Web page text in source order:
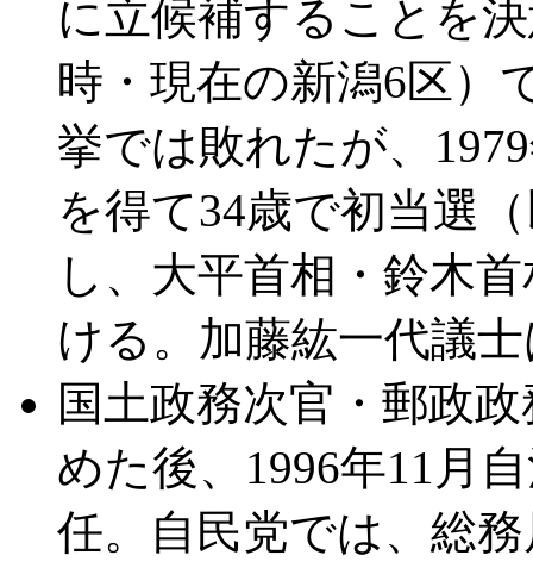
に立候補することを
時・現在の新潟6区）
挙では敗れたが、
を得て34歳で初当選
し、大平首相・鈴木
ける。加藤紘一代議
国土政務次官・郵政
めた後、1996年11月
任。自民党では、総